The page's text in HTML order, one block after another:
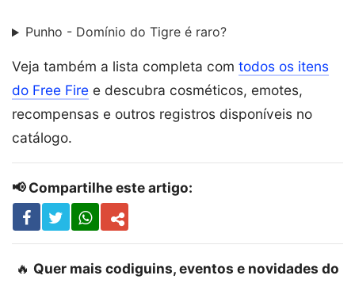
Punho - Domínio do Tigre é raro?
Veja também a lista completa com todos os itens
do Free Fire e descubra cosméticos, emotes,
recompensas e outros registros disponíveis no
catálogo.
📢 Compartilhe este artigo:
🔥 Quer mais codiguins, eventos e novidades do